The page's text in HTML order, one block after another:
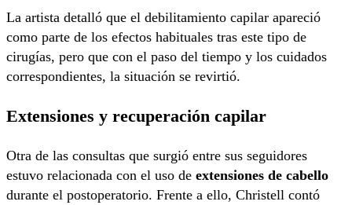
La artista detalló que el debilitamiento capilar apareció
como parte de los efectos habituales tras este tipo de
cirugías, pero que con el paso del tiempo y los cuidados
correspondientes, la situación se revirtió.
Extensiones y recuperación capilar
Otra de las consultas que surgió entre sus seguidores
estuvo relacionada con el uso de extensiones de cabello
durante el postoperatorio. Frente a ello, Christell contó